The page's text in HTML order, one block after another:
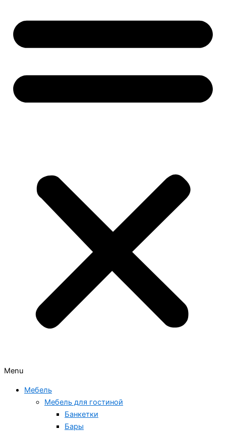
Menu
Мебель
Мебель для гостиной
Банкетки
Бары